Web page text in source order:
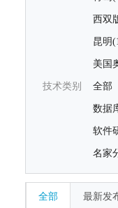
西双
昆明
美国
技术类别 全部
数据
软件
名家
全部 最新发